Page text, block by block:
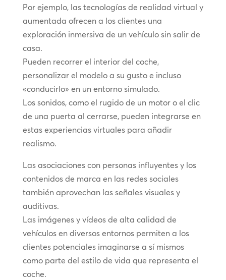
Por ejemplo, las tecnologías de realidad virtual y
aumentada ofrecen a los clientes una
exploración inmersiva de un vehículo sin salir de
casa.
Pueden recorrer el interior del coche,
personalizar el modelo a su gusto e incluso
«conducirlo» en un entorno simulado.
Los sonidos, como el rugido de un motor o el clic
de una puerta al cerrarse, pueden integrarse en
estas experiencias virtuales para añadir
realismo.
Las asociaciones con personas influyentes y los
contenidos de marca en las redes sociales
también aprovechan las señales visuales y
auditivas.
Las imágenes y vídeos de alta calidad de
vehículos en diversos entornos permiten a los
clientes potenciales imaginarse a sí mismos
como parte del estilo de vida que representa el
coche.